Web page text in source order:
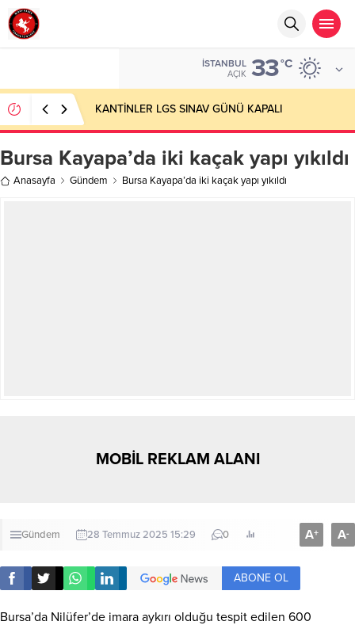
İSTANBUL
AÇIK 33°C
KANTİNLER LGS SINAV GÜNÜ KAPALI
Bursa Kayapa’da iki kaçak yapı yıkıldı
Anasayfa Gündem Bursa Kayapa’da iki kaçak yapı yıkıldı
MOBİL REKLAM ALANI
Gündem 28 Temmuz 2025 15:29 0 A+ A-
ABONE OL
Bursa’da Nilüfer’de imara aykırı olduğu tespit edilen 600